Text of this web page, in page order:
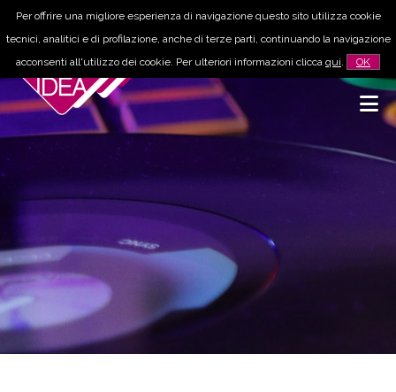
Per offrire una migliore esperienza di navigazione questo sito utilizza cookie
tecnici, analitici e di profilazione, anche di terze parti, continuando la navigazione
acconsenti all'utilizzo dei cookie. Per ulteriori informazioni clicca qui. OK